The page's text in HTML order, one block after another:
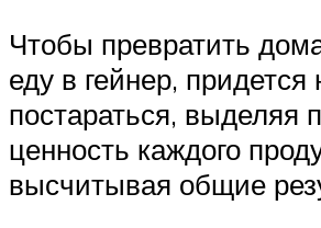
Чтобы превратить
еду в гейнер, придется
постараться, выделяя
ценность каждого
высчитывая общие